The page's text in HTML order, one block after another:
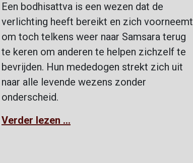
Een bodhisattva is een wezen dat de
verlichting heeft bereikt en zich voorneemt
om toch telkens weer naar Samsara terug
te keren om anderen te helpen zichzelf te
bevrijden. Hun mededogen strekt zich uit
naar alle levende wezens zonder
onderscheid.
Verder lezen ...